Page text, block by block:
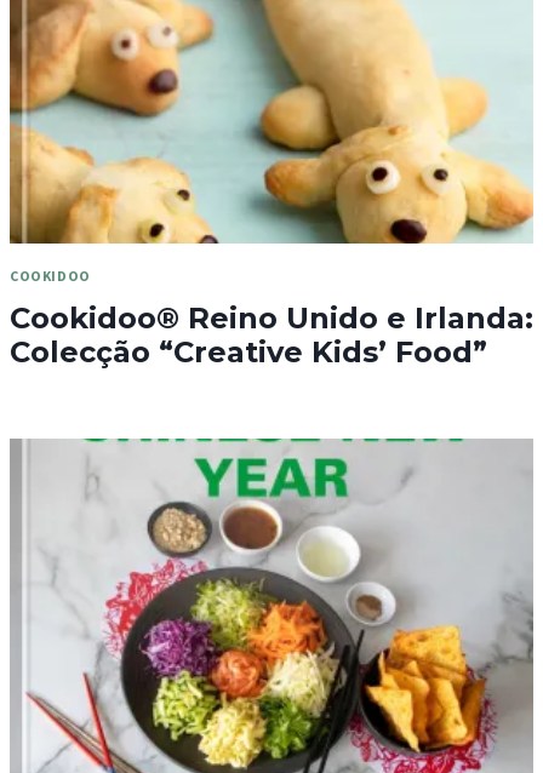
COOKIDOO
Cookidoo® Reino Unido e Irlanda:
Colecção “Creative Kids’ Food”